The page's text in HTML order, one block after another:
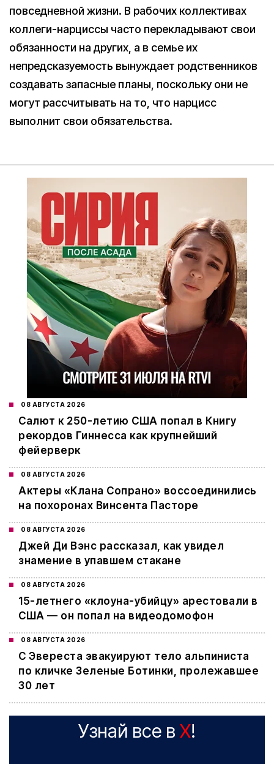
повседневной жизни. В рабочих коллективах
коллеги-нарциссы часто перекладывают свои
обязанности на других, а в семье их
непредсказуемость вынуждает родственников
создавать запасные планы, поскольку они не
могут рассчитывать на то, что нарцисс
выполнит свои обязательства.
08 АВГУСТА 2026
Салют к 250-летию США попал в Книгу
рекордов Гиннесса как крупнейший
фейерверк
08 АВГУСТА 2026
Актеры «Клана Сопрано» воссоединились
на похоронах Винсента Пасторе
08 АВГУСТА 2026
Джей Ди Вэнс рассказал, как увидел
знамение в упавшем стакане
08 АВГУСТА 2026
15-летнего «клоуна-убийцу» арестовали в
США — он попал на видеодомофон
08 АВГУСТА 2026
С Эвереста эвакуируют тело альпиниста
по кличке Зеленые Ботинки, пролежавшее
30 лет
Узнай все в X!